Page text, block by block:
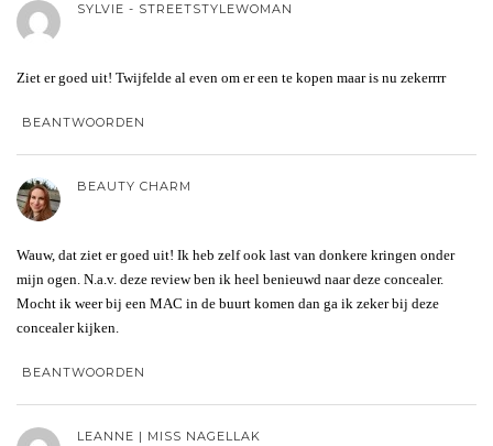
SYLVIE - STREETSTYLEWOMAN
Ziet er goed uit! Twijfelde al even om er een te kopen maar is nu zekerrrr
BEANTWOORDEN
BEAUTY CHARM
Wauw, dat ziet er goed uit! Ik heb zelf ook last van donkere kringen onder
mijn ogen. N.a.v. deze review ben ik heel benieuwd naar deze concealer.
Mocht ik weer bij een MAC in de buurt komen dan ga ik zeker bij deze
concealer kijken.
BEANTWOORDEN
LEANNE | MISS NAGELLAK